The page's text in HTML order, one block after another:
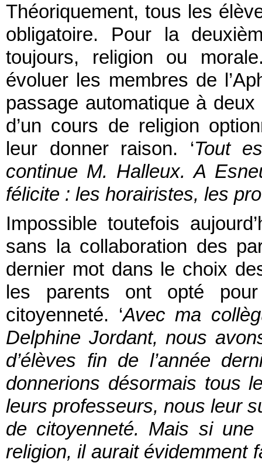
Théoriquement, tous les
obligatoire. Pour la
toujours, religion ou
évoluer les membres de
passage automatique à
d’un cours de religion
leur donner raison. ‘Tout
continue M. Halleux. A
félicite : les horairistes, les
Impossible toutefois
sans la collaboration des
dernier mot dans le choix
les parents ont opté
citoyenneté. ‘Avec ma
Delphine Jordant, nous
d’élèves fin de l’année
donnerions désormais tous
leurs professeurs, nous leur
de citoyenneté. Mais si
religion, il aurait